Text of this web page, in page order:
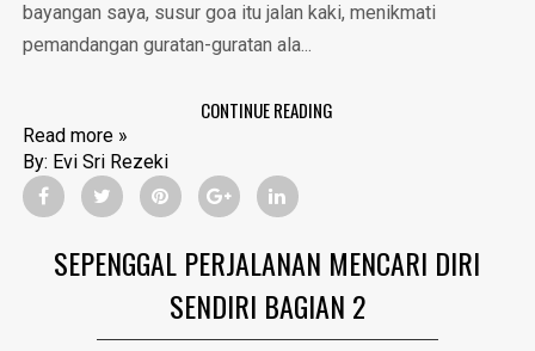
bayangan saya, susur goa itu jalan kaki, menikmati
pemandangan guratan-guratan ala...
CONTINUE READING
Read more »
By: Evi Sri Rezeki
SEPENGGAL PERJALANAN MENCARI DIRI
SENDIRI BAGIAN 2